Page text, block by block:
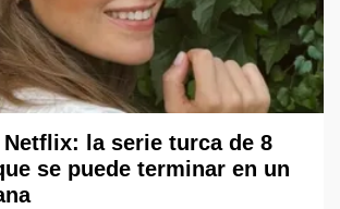
Netflix: la serie turca de 8
se puede terminar en un